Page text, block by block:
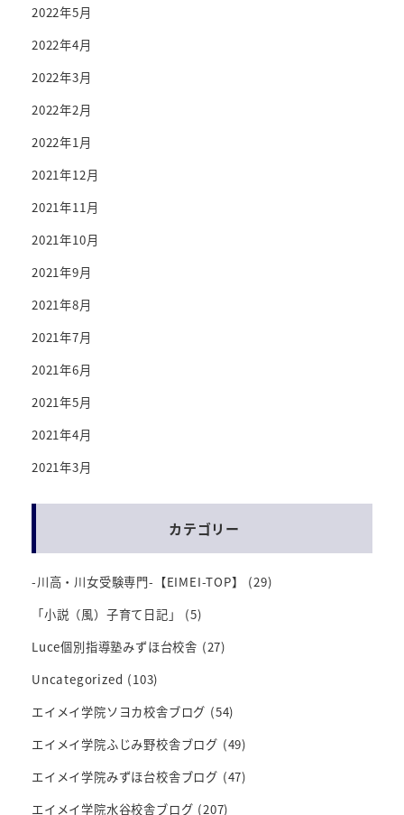
2022年5月
2022年4月
2022年3月
2022年2月
2022年1月
2021年12月
2021年11月
2021年10月
2021年9月
2021年8月
2021年7月
2021年6月
2021年5月
2021年4月
2021年3月
カテゴリー
-川高・川女受験専門-【EIMEI-TOP】
(29)
「小説（風）子育て日記」
(5)
Luce個別指導塾みずほ台校舎 (27)
Uncategorized (103)
エイメイ学院ソヨカ校舎ブログ (54)
エイメイ学院ふじみ野校舎ブログ (49)
エイメイ学院みずほ台校舎ブログ (47)
エイメイ学院水谷校舎ブログ (207)